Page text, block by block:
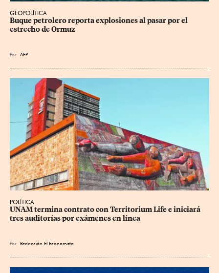
GEOPOLÍTICA
Buque petrolero reporta explosiones al pasar por el
estrecho de Ormuz
Por AFP
POLÍTICA
UNAM termina contrato con Territorium Life e iniciará
tres auditorías por exámenes en línea
Por Redacción El Economista